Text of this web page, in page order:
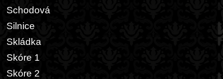
Schodová
Silnice
Skládka
Skóre 1
Skóre 2